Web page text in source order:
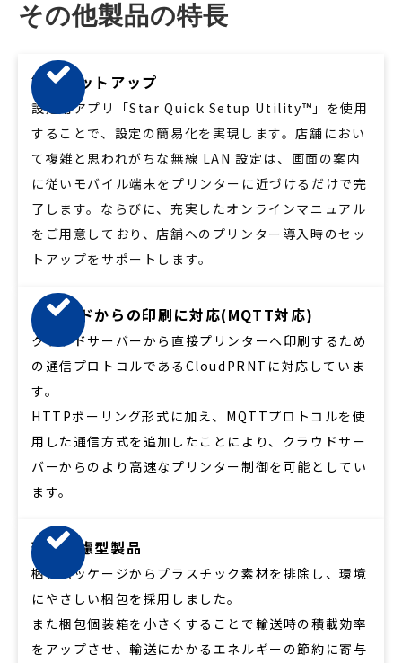
その他製品の特長
簡単セットアップ
設定用アプリ「Star Quick Setup Utility™ 」を使用
することで、設定の簡易化を実現します。店舗におい
て複雑と思われがちな無線 LAN 設定は、画面の案内
に従いモバイル端末をプリンターに近づけるだけで完
了します。ならびに、充実したオンラインマニュアル
をご用意しており、店舗へのプリンター導入時のセッ
トアップをサポートします。
クラウドからの印刷に対応(MQTT対応)
クラウドサーバーから直接プリンターへ印刷するため
の通信プロトコルであるCloudPRNTに対応していま
す。​
HTTPポーリング形式に加え、MQTTプロトコルを使
用した通信方式を追加したことにより、クラウドサー
バーからのより高速なプリンター制御を可能としてい
ます。
環境配慮型製品
梱包パッケージからプラスチック素材を排除し、環境
にやさしい梱包を採用しました。
また梱包個装箱を小さくすることで輸送時の積載効率
をアップさせ、輸送にかかるエネルギーの節約に寄与